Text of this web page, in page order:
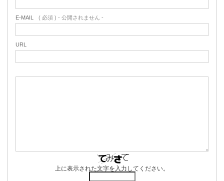
E-MAIL ( 必須 ) - 公開されません -
URL
上に表示された文字を入力してください。